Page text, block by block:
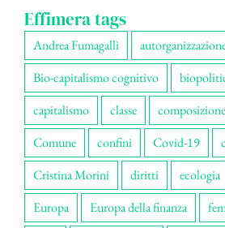
Effimera tags
Andrea Fumagalli
Bio-capitalismo cognitivo
capitalismo
classe
Comune
confini Covid-19
Cristina Morini
diritti ecologia
Europa
Europa della finanza